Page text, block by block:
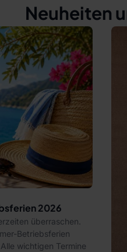
Neuheiten
2026
überraschen.
Betriebsferien
wichtigen Termine